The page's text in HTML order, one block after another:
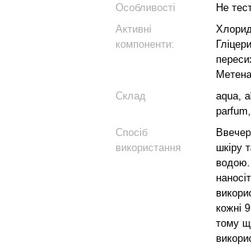
Особливості
Не
Активні
компоненти:
Склад
aqua,
Спосіб
використання
шкіру
водою.
кожні
тому